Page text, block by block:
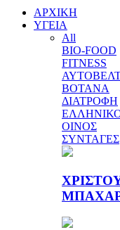
ΑΡΧΙΚΗ
ΥΓΕΙΑ
All
BIO-FOOD
FITNESS
ΒΟΤΑΝΑ
ΔΙΑΤΡΟΦΗ
ΟΙΝΟΣ
ΣΥΝΤΑΓΕΣ